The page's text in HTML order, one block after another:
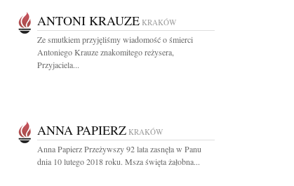
ANTONI KRAUZE KRAKÓW
Ze smutkiem przyjęliśmy wiadomość o śmierci
Antoniego Krauze znakomitego reżysera,
Przyjaciela...
ANNA PAPIERZ KRAKÓW
Anna Papierz Przeżywszy 92 lata zasnęła w Panu
dnia 10 lutego 2018 roku. Msza święta żałobna...